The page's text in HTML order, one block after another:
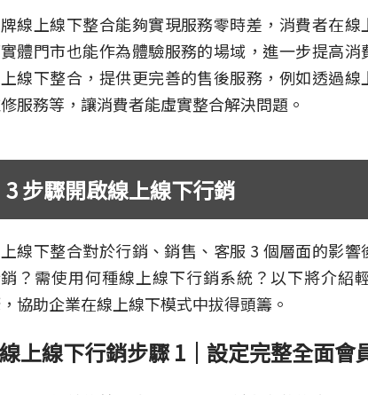
線上線下整合能夠實現服務零時差，消費者在線
體門市也能作為體驗服務的場域，進一步提高
線下整合，提供更完善的售後服務，例如透過線
服務等，讓消費者能虛實整合解決問題。
3 步驟開啟線上線下行銷
線下整合對於行銷、銷售、客服 3 個層面的影
？需使用何種線上線下行銷系統？以下將介紹
協助企業在線上線下模式中拔得頭籌。
上線下行銷步驟 1｜設定完整全面會